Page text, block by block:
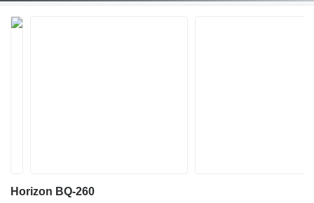
Horizon BQ-260